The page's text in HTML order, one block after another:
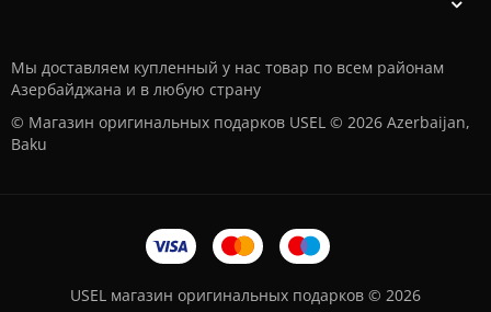
Мы доставляем купленный у нас товар по всем районам
Азербайджана и в любую страну
© Магазин оригинальных подарков USEL © 2026 Azerbaijan,
Baku
USEL магазин оригинальных подарков © 2026